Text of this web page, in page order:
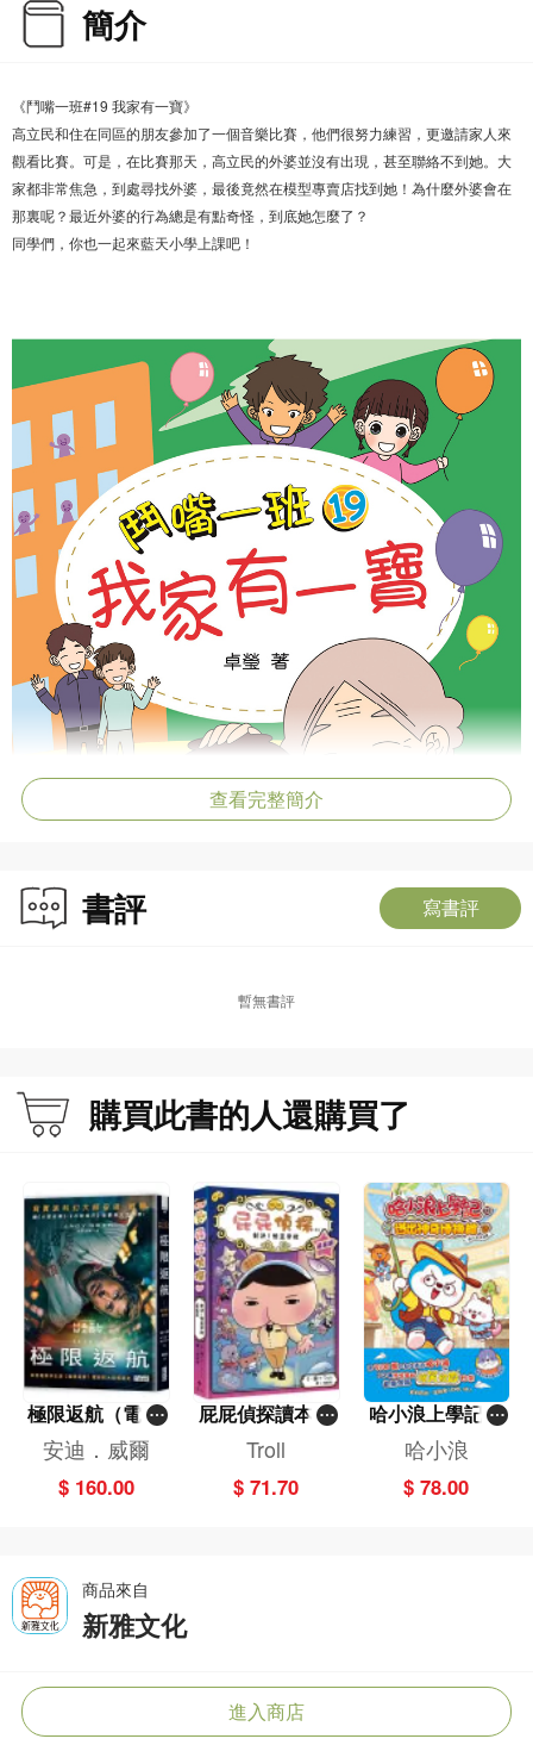
簡介
《鬥嘴一班#19 我家有一寶》
高立民和住在同區的朋友參加了一個音樂比賽，他們很努力練習，更邀請家人來
觀看比賽。可是，在比賽那天，高立民的外婆並沒有出現，甚至聯絡不到她。大
家都非常焦急，到處尋找外婆，最後竟然在模型專賣店找到她！為什麼外婆會在
那裏呢？最近外婆的行為總是有點奇怪，到底她怎麼了？
同學們，你也一起來藍天小學上課吧！
查看完整簡介
書評 寫書評
暫無書評
購買此書的人還購買了
極限返航（電影
書衣典藏版）
（獨家收錄作者
訪談）
安迪．威爾
$ 160.00
屁屁偵探讀本(1
3)－－對決！怪
篇）
Troll
$ 71.70
哈小浪上學記(1
3)——逃出神奇
博物館
哈小浪
$ 78.00
商品來自
新雅文化
進入商店